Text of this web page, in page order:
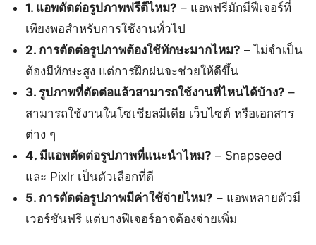
1. แอพตัดต่อรูปภาพฟรีดีไหม? – แอพฟรีมักมีฟีเจอร์ที่
เพียงพอสำหรับการใช้งานทั่วไป
2. การตัดต่อรูปภาพต้องใช้ทักษะมากไหม? – ไม่จำเป็น
ต้องมีทักษะสูง แต่การฝึกฝนจะช่วยให้ดีขึ้น
3. รูปภาพที่ตัดต่อแล้วสามารถใช้งานที่ไหนได้บ้าง? –
สามารถใช้งานในโซเชียลมีเดีย เว็บไซต์ หรือเอกสาร
ต่าง ๆ
4. มีแอพตัดต่อรูปภาพที่แนะนำไหม? – Snapseed
และ Pixlr เป็นตัวเลือกที่ดี
5. การตัดต่อรูปภาพมีค่าใช้จ่ายไหม? – แอพหลายตัวมี
เวอร์ชันฟรี แต่บางฟีเจอร์อาจต้องจ่ายเพิ่ม